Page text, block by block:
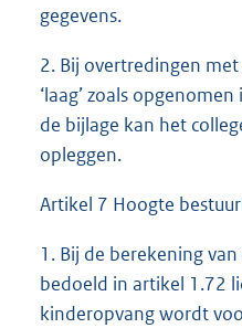
gegevens.
2. Bij overtredingen
‘laag’ zoals
de bijlage kan het
opleggen.
Artikel 7 Hoogte
1. Bij de berekening
bedoeld in artikel 1.72
kinderopvang wordt